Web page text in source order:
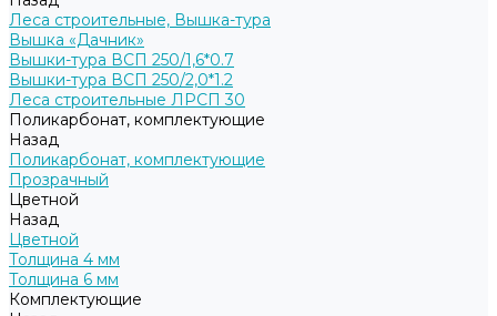
Леса строительные, Вышка-тура
Вышка «Дачник»
Вышки-тура ВСП 250/1,6*0.7
Вышки-тура ВСП 250/2,0*1.2
Леса строительные ЛРСП 30
Поликарбонат, комплектующие
Назад
Поликарбонат, комплектующие
Прозрачный
Цветной
Назад
Цветной
Толщина 4 мм
Толщина 6 мм
Комплектующие